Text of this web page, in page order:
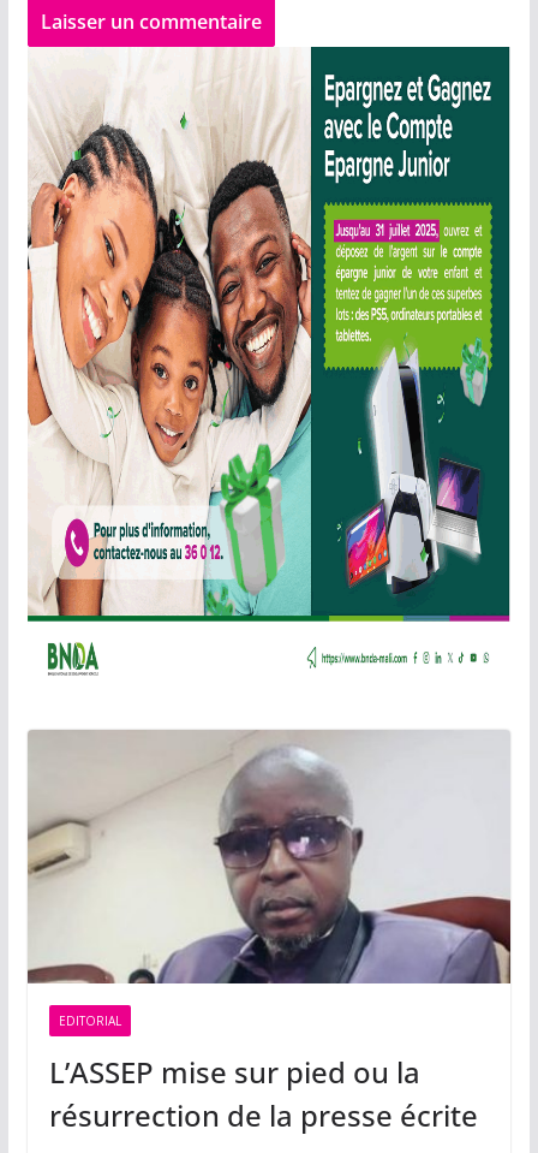
EDITORIAL
L’ASSEP mise sur pied ou la
résurrection de la presse écrite